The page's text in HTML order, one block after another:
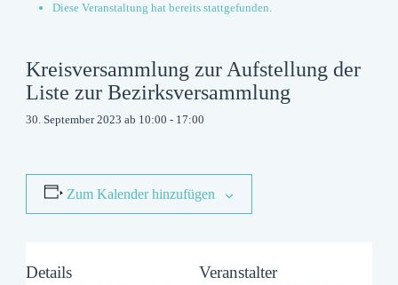
Diese Veranstaltung hat bereits stattgefunden.
Kreisversammlung zur Aufstellung der
Liste zur Bezirksversammlung
30. September 2023 ab 10:00 - 17:00
Zum Kalender hinzufügen
Details Veranstalter